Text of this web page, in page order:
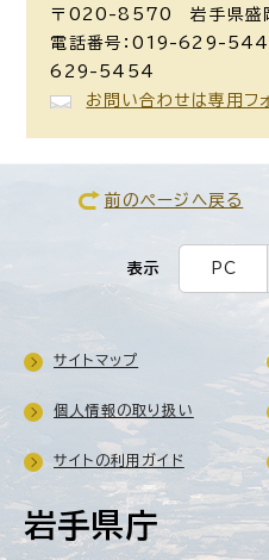
〒020-8570 岩手県盛
電話番号：019-629-
629-5454
お問い合わせは専用フ
前のページへ戻る
表示 PC
岩手県庁
サイトマップ
個人情報の取り扱い
サイトの利用ガイド